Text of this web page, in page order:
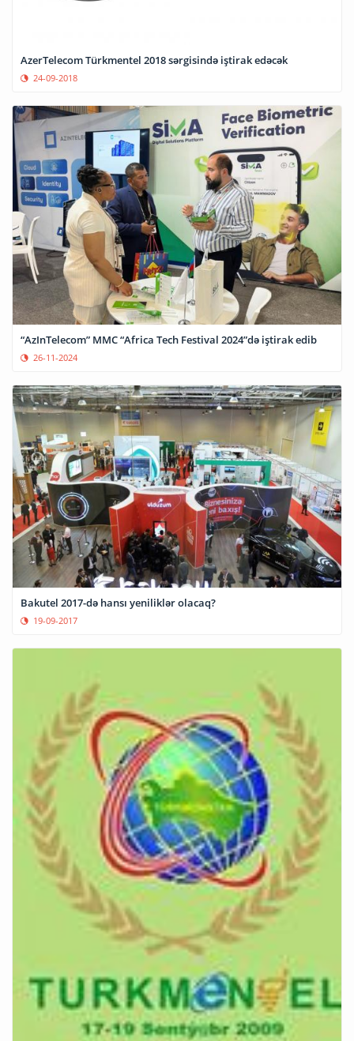
AzerTelecom Türkmentel 2018 sərgisində iştirak edəcək
24-09-2018
“AzInTelecom” MMC “Africa Tech Festival 2024”də iştirak edib
26-11-2024
Bakutel 2017-də hansı yeniliklər olacaq?
19-09-2017